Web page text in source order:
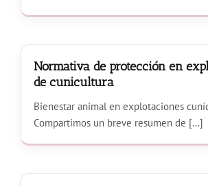
Normativa de protección en
de cunicultura
Bienestar animal en explotaciones
Compartimos un breve resumen de [...]